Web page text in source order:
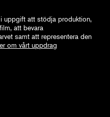
uppgift att stödja produktion,
att bevara
samt att representera den
om vårt uppdrag